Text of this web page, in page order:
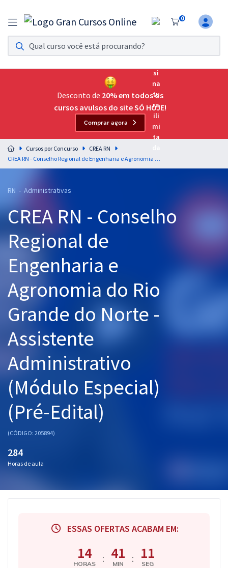
0
Assinatura Ilimitada 11
Acesso a todos os cursos. Teste grátis por 7 dias!
Assinatura OAB Até Passar
Acesso ilimitado a toda preparação para o Exame da
Residências Multiprofissionais
Preparação completa e intensiva para as principais
residências em saúde do Brasil
Cursos 20% OFF
Pós
Graduação
OAB
Questões grátis
Aprovados
Atendimento
Desconto de 20% em todos os
cursos avulsos do site SÓ HOJE!
Comprar agora
Cursos por Concurso
CREA RN
CREA RN - Conselho Regional de Engenharia e Agronomia do Rio Grande do Norte - Assistente Administrativo (Módulo Especial) (Pré-Edital)
RN - Administrativas
CREA RN - Conselho
Regional de
Engenharia e
Agronomia do Rio
Grande do Norte -
Assistente
Administrativo
(Módulo Especial)
(Pré-Edital)
(CÓDIGO: 205894)
284
Horas de aula
ESSAS OFERTAS ACABAM EM:
14
HORAS : 41
MIN : 11
SEG